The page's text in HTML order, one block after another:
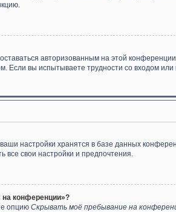
авторизованным на этой
Если вы испытываете трудности со входом
настройки хранятся в базе данных
все свои настройки и предпочтения.
на конференции»?
опцию Скрывать моё пребывание на